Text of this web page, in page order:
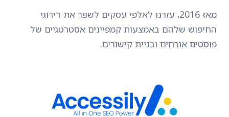
מאז 2016, עזרנו לאלפי עסקים לשפר את דירוגי
החיפוש שלהם באמצעות קמפיינים אסטרטגיים של
פוסטים אורחים ובניית קישורים.